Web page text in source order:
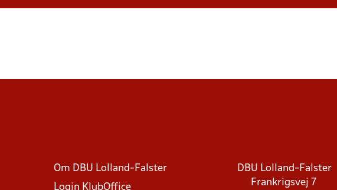
Om DBU Lolland-Falster
Login KlubOffice
DBU Lolland-Falster
Frankrigsvej 7